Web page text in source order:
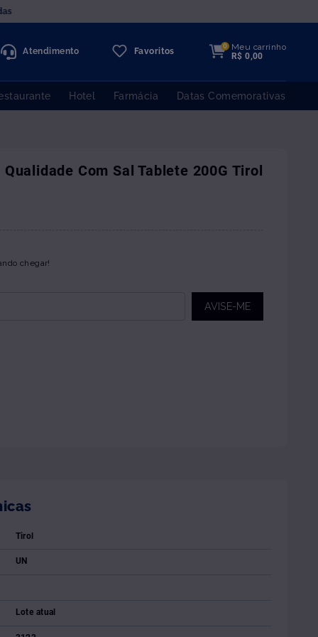
Atendimento Favoritos
0
Meu carrinho
R$ 0,00
Hotel Farmácia Datas Comemorativas
Com Sal Tablete 200G Tirol
chegar!
AVISE-ME
Tirol
UN
Lote atual